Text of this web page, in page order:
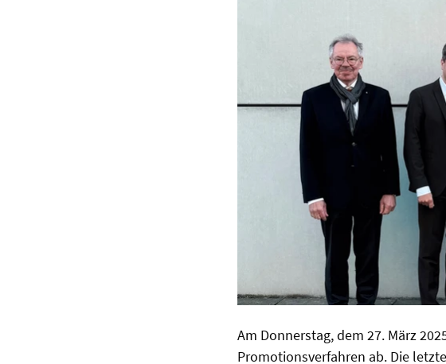
Am Donnerstag, dem 27. März
Promotionsverfahren ab. Die